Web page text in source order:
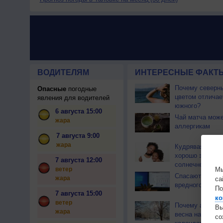
ВОДИТЕЛЯМ
Опасныепогодные
явления для водителей
6 августа 15:00
жара
7 августа 9:00
жара
7 августа 12:00
ветер
жара
7 августа 15:00
ветер
жара
ИНТЕРЕСНЫЕ
Почему
цветом
южного?
Чай матча
аллергикам
Кудрявая
хорошо
солнечного
Спасают ли
вредного
Почему
весна